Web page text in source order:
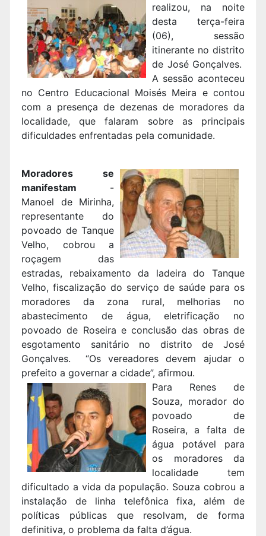
realizou, na noite
desta terça-feira
(06), sessão
itinerante no distrito
de José Gonçalves.
A sessão aconteceu
no Centro Educacional Moisés Meira e contou
com a presença de dezenas de moradores da
localidade, que falaram sobre as principais
dificuldades enfrentadas pela comunidade.
Moradores se
manifestam -
Manoel de Mirinha,
representante do
povoado de Tanque
Velho, cobrou a
roçagem das
estradas, rebaixamento da ladeira do Tanque
Velho, fiscalização do serviço de saúde para os
moradores da zona rural, melhorias no
abastecimento de água, eletrificação no
povoado de Roseira e conclusão das obras de
esgotamento sanitário no distrito de José
Gonçalves. “Os vereadores devem ajudar o
prefeito a governar a cidade”, afirmou.
Para Renes de
Souza, morador do
povoado de
Roseira, a falta de
água potável para
os moradores da
localidade tem
dificultado a vida da população. Souza cobrou a
instalação de linha telefônica fixa, além de
políticas públicas que resolvam, de forma
definitiva, o problema da falta d’água.